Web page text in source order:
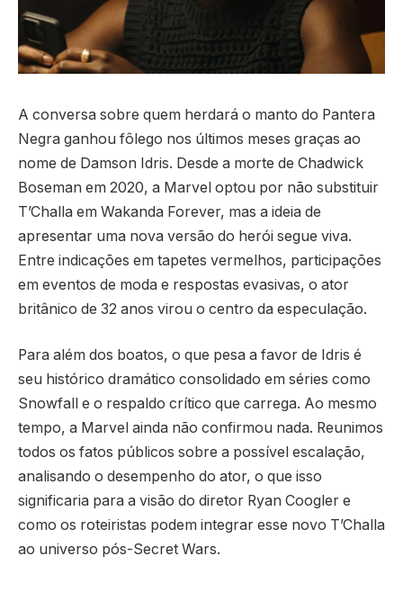
A conversa sobre quem herdará o manto do Pantera
Negra ganhou fôlego nos últimos meses graças ao
nome de Damson Idris. Desde a morte de Chadwick
Boseman em 2020, a Marvel optou por não substituir
T’Challa em Wakanda Forever, mas a ideia de
apresentar uma nova versão do herói segue viva.
Entre indicações em tapetes vermelhos, participações
em eventos de moda e respostas evasivas, o ator
britânico de 32 anos virou o centro da especulação.
Para além dos boatos, o que pesa a favor de Idris é
seu histórico dramático consolidado em séries como
Snowfall e o respaldo crítico que carrega. Ao mesmo
tempo, a Marvel ainda não confirmou nada. Reunimos
todos os fatos públicos sobre a possível escalação,
analisando o desempenho do ator, o que isso
significaria para a visão do diretor Ryan Coogler e
como os roteiristas podem integrar esse novo T’Challa
ao universo pós-Secret Wars.